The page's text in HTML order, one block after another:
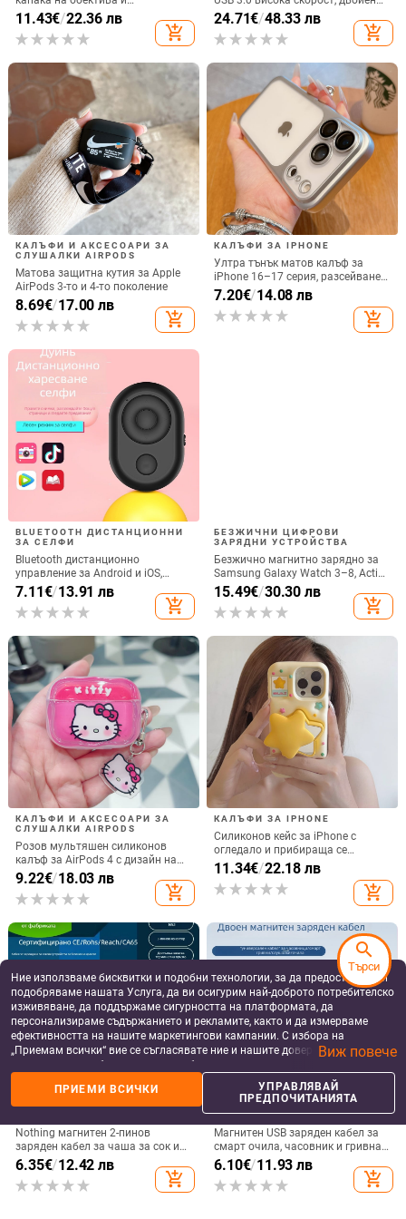
удароустойчив твърд калъф за
iPhone 17 Pro Max
11.43€/22.36 лв
add_shopping_cart
интерфейс Type-C и USB,
алуминиев сплав + ABS
24.71€/48.33 лв
add_shopping_cart
КАЛЪФИ И АКСЕСОАРИ ЗА
СЛУШАЛКИ AIRPODS
Матова защитна кутия за Apple
AirPods 3-то и 4-то поколение
8.69€/17.00 лв
add_shopping_cart
КАЛЪФИ ЗА IPHONE
Ултра тънък матов калъф за
iPhone 16–17 серия, разсейване
на топлината, пълно покритие,
удароустойчив и устойчив на
отпечатъци
7.20€/14.08 лв
add_shopping_cart
BLUETOOTH ДИСТАНЦИОННИ
ЗА СЕЛФИ
Bluetooth дистанционно
управление за Android и iOS,
универсално за снимки и
видеозаписи, модел 6-key tremolo,
Vernon, ABS материал, тегло 15 g
7.11€/13.91 лв
add_shopping_cart
БЕЗЖИЧНИ ЦИФРОВИ
ЗАРЯДНИ УСТРОЙСТВА
Безжично магнитно зарядно за
Samsung Galaxy Watch 3–8, Active
1/2 • QC2.0 • Магнитно зареждане
• 3W / 1A
15.49€/30.30 лв
add_shopping_cart
КАЛЪФИ И АКСЕСОАРИ ЗА
СЛУШАЛКИ AIRPODS
Розов мультяшен силиконов
калъф за AirPods 4 с дизайн на
котка
9.22€/18.03 лв
add_shopping_cart
КАЛЪФИ ЗА IPHONE
Силиконов кейс за iPhone с
огледало и прибираща се
подвижна стойка в дизайн на
петолъчка, съвместим с iPhone
13–17 Pro/Max
11.34€/22.18 лв
add_shopping_cart
ДАТА КАБЕЛИ ЗА СМАРТ
Nothing магнитен 2-пинов
заряден кабел за чаша за сок и
смарт часовник – 60 см, силен
магнит N52, 7,62 мм разстояние
между пиновете
6.35€/12.42 лв
add_shopping_cart
ДАТА КАБЕЛИ ЗА СМАРТ
УСТРОЙСТВА
Магнитен USB заряден кабел за
смарт очила, часовник и гривна
– едно към две, съвместим с 4.0-
12.3, марка Rising Sun
6.10€/11.93 лв
add_shopping_cart
Ние използваме бисквитки и подобни технологии, за да предоставяме и
подобряваме нашата Услуга, да ви осигурим най-доброто потребителско
изживяване, да поддържаме сигурността на платформата, да
персонализираме съдържанието и рекламите, както и да измерваме
ефективността на нашите маркетингови кампании. С избора на
„Приемам всички“ вие се съгласявате ние и нашите доверени партньори
да съхраняваме бисквитки и подобни технологии на вашето устройство
за рекламни и аналитични цели. Можете по всяко време да управлявате
своите предпочитания, като натиснете „Управлявай предпочитанията“.
За повече информация, моля, вижте нашата
данните.
Виж повече
ПРИЕМИ ВСИЧКИ
УПРАВЛЯВАЙ
ПРЕДПОЧИТАНИЯТА
search
Търси